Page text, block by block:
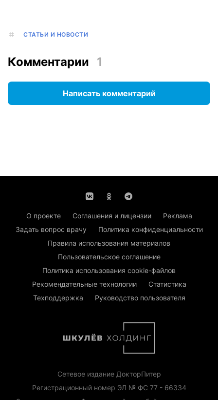
СТАТЬИ И НОВОСТИ
Комментарии 1
Написать комментарий
О проекте Соглашения и лицензии
Реклама
Задать вопрос врачу
Политика конфиденциальности
Правила использования материалов
Пользовательское соглашение
Политика использования cookie-файлов
Рекомендательные технологии
Статистика
Техподдержка
Руководство пользователя
Сетевое издание ДокторПитер
Регистрационный номер ЭЛ № ФС 77 - 66334